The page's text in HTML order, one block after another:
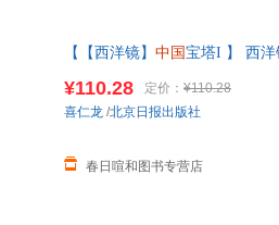
【【西洋镜】 中国 宝塔I 】 西
在线当当客服
¥110.28 定价： ¥110.28
春日喧和图书专营店
喜仁龙 /北京日报出版社